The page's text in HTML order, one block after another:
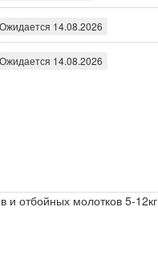
Ожидается 14.08.2026
Ожидается 14.08.2026
и отбойных молотков 5-12кг